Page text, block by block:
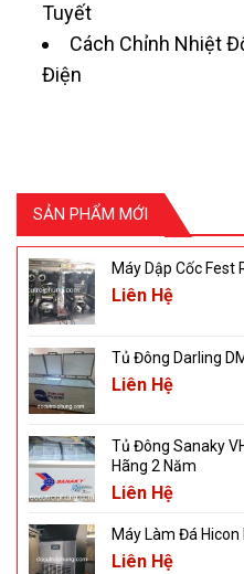
SẢN PHẨM MỚI
Máy Dập Cốc Fest
Liên Hệ
Tủ Đông Darling
Liên Hệ
Tủ Đông Sanaky
Hãng 2 Năm
Liên Hệ
Máy Làm Đá Hicon
Liên Hệ
Tuyết
Cách Chỉnh Nhiệt
Điện